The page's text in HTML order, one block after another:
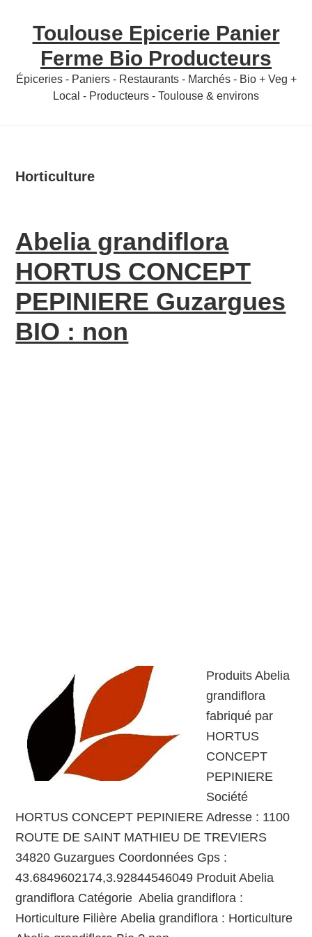
sidebar
Toulouse Epicerie Panier
Ferme Bio Producteurs
Épiceries - Paniers - Restaurants - Marchés - Bio + Veg +
Local - Producteurs - Toulouse & environs
Horticulture
Abelia grandiflora
HORTUS CONCEPT
PEPINIERE Guzargues
BIO : non
Produits Abelia
grandiflora
fabriqué par
HORTUS
CONCEPT
PEPINIERE
Société
HORTUS CONCEPT PEPINIERE Adresse : 1100
ROUTE DE SAINT MATHIEU DE TREVIERS
34820 Guzargues Coordonnées Gps :
43.6849602174,3.92844546049 Produit Abelia
grandiflora Catégorie Abelia grandiflora :
Horticulture Filière Abelia grandiflora : Horticulture